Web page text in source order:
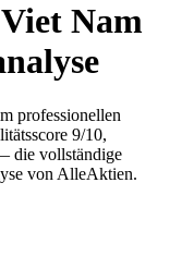
Nam
professionellen
9/10,
die vollständige
von AlleAktien.